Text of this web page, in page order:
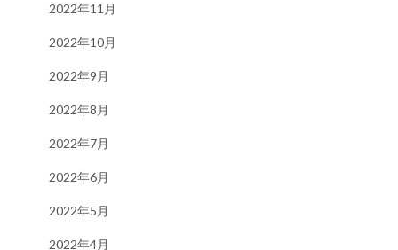
2022年11月
2022年10月
2022年9月
2022年8月
2022年7月
2022年6月
2022年5月
2022年4月